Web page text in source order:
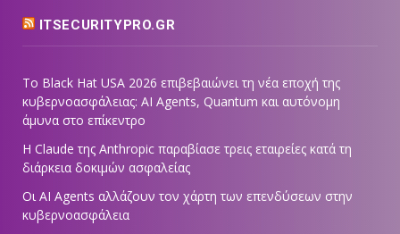
ITSECURITYPRO.GR
Το Black Hat USA 2026 επιβεβαιώνει τη νέα εποχή της
κυβερνοασφάλειας: AI Agents, Quantum και αυτόνομη
άμυνα στο επίκεντρο
Η Claude της Anthropic παραβίασε τρεις εταιρείες κατά τη
διάρκεια δοκιμών ασφαλείας
Οι AI Agents αλλάζουν τον χάρτη των επενδύσεων στην
κυβερνοασφάλεια